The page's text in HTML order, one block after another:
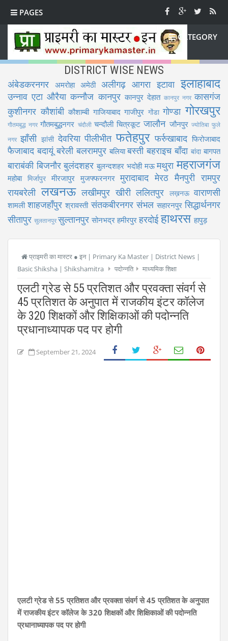
PAGES
CATEGORY
DISTRICT WISE NEWS
अंबेडकरनगर अमरोहा अमेठी अलीगढ़ आगरा इटावा इलाहाबाद
उन्नाव एटा औरैया कन्नौज कानपुर कानपुर देहात कानपुर नगर कासगंज
कुशीनगर कौशांबी कौशाम्बी गाजियाबाद गाजीपुर गोंडा गोण्डा गोरखपुर
गौतमबुद्ध नगर गौतमबुद्धनगर चंदौली चन्दौली चित्रकूट जालौन जौनपुर ज्योतिबा फुले
नगर झाँसी झांसी देवरिया पीलीभीत फतेहपुर फर्रुखाबाद फिरोजाबाद
फैजाबाद बदायूं बरेली बलरामपुर बलिया बस्ती बहराइच बाँदा बांदा बागपत
बाराबंकी बिजनौर बुलंदशहर बुलन्दशहर भदोही मऊ मथुरा महराजगंज
महोबा मिर्जापुर मीरजापुर मुजफ्फरनगर मुरादाबाद मेरठ मैनपुरी रामपुर
रायबरेली लखनऊ लखीमपुर खीरी ललितपुर लख़नऊ वाराणसी
शामली शाहजहाँपुर श्रावस्ती संतकबीरनगर संभल सहारनपुर सिद्धार्थनगर
सीतापुर सुलतानपुरसुल्तानपुर सोनभद्र हमीरपुर हरदोई हाथरस हापुड़
प्राइमरी का मास्टर ● इन | Primary Ka Master | District News |
Basic Shiksha | Shikshamitra
पदोन्नति माध्यमिक शिक्षा
एलटी ग्रेड से 55 प्रतिशत और प्रवक्ता संवर्ग से
45 प्रतिशत के अनुपात में राजकीय इंटर कॉलेज
के 320 शिक्षकों और शिक्षिकाओं की पदोन्नति
प्रधानाध्यापक पद पर होगी
September 21, 2024
एलटी ग्रेड से 55 प्रतिशत और प्रवक्ता संवर्ग से 45 प्रतिशत के अनुपात
में राजकीय इंटर कॉलेज के 320 शिक्षकों और शिक्षिकाओं की पदोन्नति
प्रधानाध्यापक पद पर होगी